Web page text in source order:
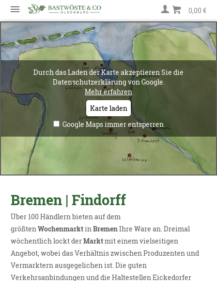
0,00 €
Durch das Laden der Karte akzeptieren Sie die
Datenschutzerklärung von Google.
Mehr erfahren
Karte laden
Google Maps immer entsperren
Bremen | Findorff
Über 100 Händlern bieten auf dem
größtenWochenmarktinBremenIhre Ware an. Dreimal
wöchentlich lockt derMarktmit einem vielseitigen
Angebot, wobei das Verhältnis zwischen Produzenten und
Vermarktern ausgegelichen ist. Die guten
Verkehrsanbindungen und die Haltestellen Eickedorfer